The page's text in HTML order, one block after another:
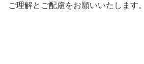
ご理解とご配慮をお願いいたします。